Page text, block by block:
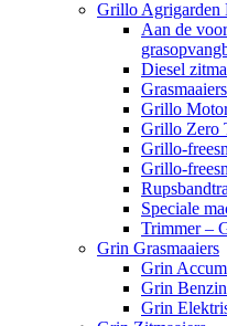
Grillo Agrigarden
Aan de
Diesel
Grillo
Grillo Zero
Grillo-
Grillo-
Speciale
Trimmer –
Grin Grasmaaiers
Grin
Grin
Grin